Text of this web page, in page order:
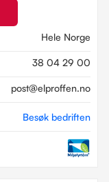
Hele Norge
38 04 29 00
post@elproffen.no
Besøk bedriften